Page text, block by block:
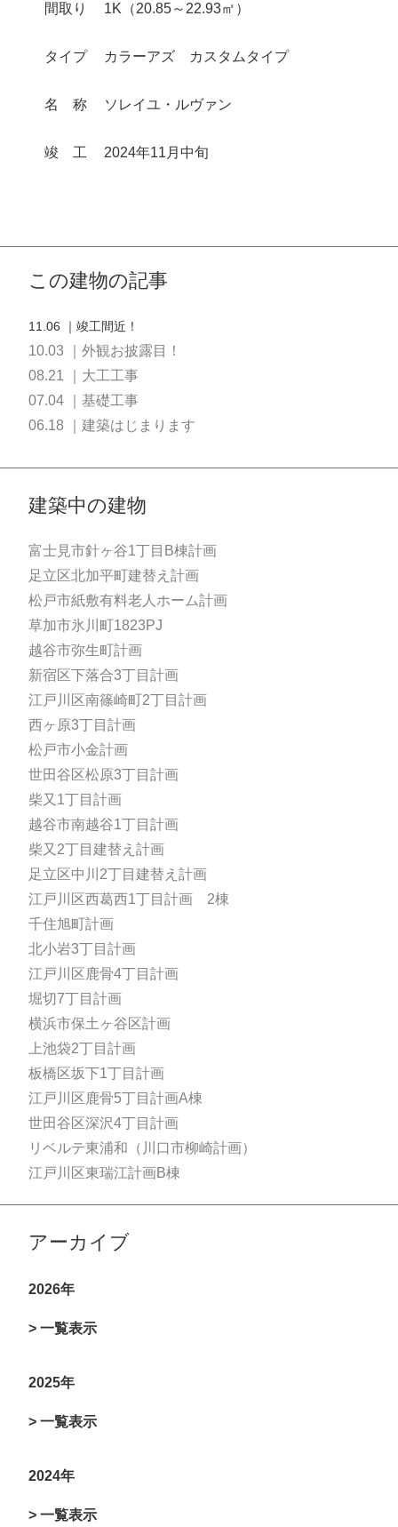
間取り 1K（20.85～22.93㎡）
タイプ カラーアズ カスタムタイプ
名 称 ソレイユ・ルヴァン
竣 工 2024年11月中旬
この建物の記事
11.06 ｜竣工間近！
10.03 ｜外観お披露目！
08.21 ｜大工工事
07.04 ｜基礎工事
06.18 ｜建築はじまります
建築中の建物
富士見市針ヶ谷1丁目B棟計画
足立区北加平町建替え計画
松戸市紙敷有料老人ホーム計画
草加市氷川町1823PJ
越谷市弥生町計画
新宿区下落合3丁目計画
江戸川区南篠崎町2丁目計画
西ヶ原3丁目計画
松戸市小金計画
世田谷区松原3丁目計画
柴又1丁目計画
越谷市南越谷1丁目計画
柴又2丁目建替え計画
足立区中川2丁目建替え計画
江戸川区西葛西1丁目計画 2棟
千住旭町計画
北小岩3丁目計画
江戸川区鹿骨4丁目計画
堀切7丁目計画
横浜市保土ヶ谷区計画
上池袋2丁目計画
板橋区坂下1丁目計画
江戸川区鹿骨5丁目計画A棟
世田谷区深沢4丁目計画
リベルテ東浦和（川口市柳崎計画）
江戸川区東瑞江計画B棟
アーカイブ
2026年
> 一覧表示
2025年
> 一覧表示
2024年
> 一覧表示